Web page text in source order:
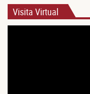
Visita Virtual